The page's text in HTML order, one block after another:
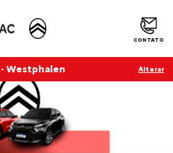
CONTATO
Westphalen Alterar